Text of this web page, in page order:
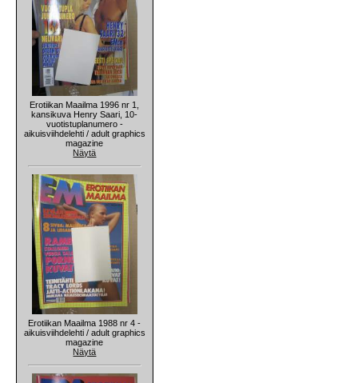
Erotiikan Maailma 1996 nr 1,
kansikuva Henry Saari, 10-
vuotistuplanumero -
aikuisviihdelehti / adult graphics
magazine
Näytä
Erotiikan Maailma 1988 nr 4 -
aikuisviihdelehti / adult graphics
magazine
Näytä